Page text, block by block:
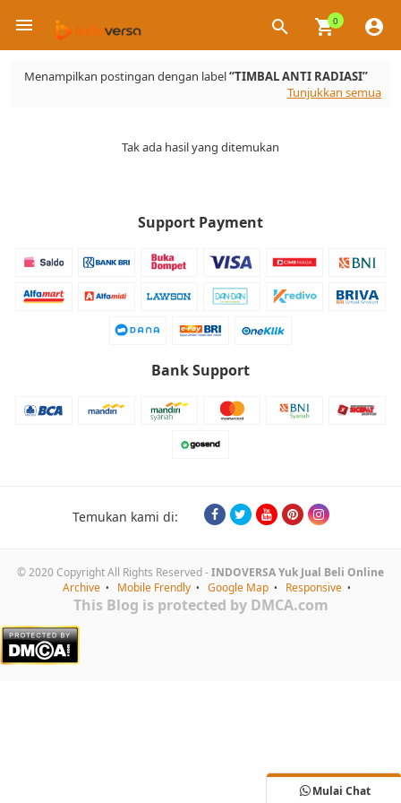
0
×
Menampilkan postingan dengan label TIMBAL ANTI RADIASI
Tunjukkan semua
Tak ada hasil yang ditemukan
Support Payment
Bank Support
Temukan kami di:
© 2020 Copyright All Rights Reserved -INDOVERSA Yuk Jual Beli Online
Archive
Mobile Frendly Google Map Responsive
This Blog is protected by DMCA.com
Mulai Chat